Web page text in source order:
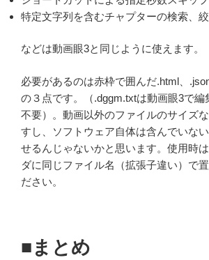
特定文字列を含むチャプターの検索、
などは動画眼3と同じように使えます。
必要があるのは赤枠で囲んだ.html、
の３点です。（.dggm.txtは動画眼3で編
不要）。動画以外のファイルのサイズ
すし、ソフトウェア自体は含んでいな
せるんじゃないかと思います。使用時
ダに同じファイル名（拡張子違い）で
ださい。
■まとめ